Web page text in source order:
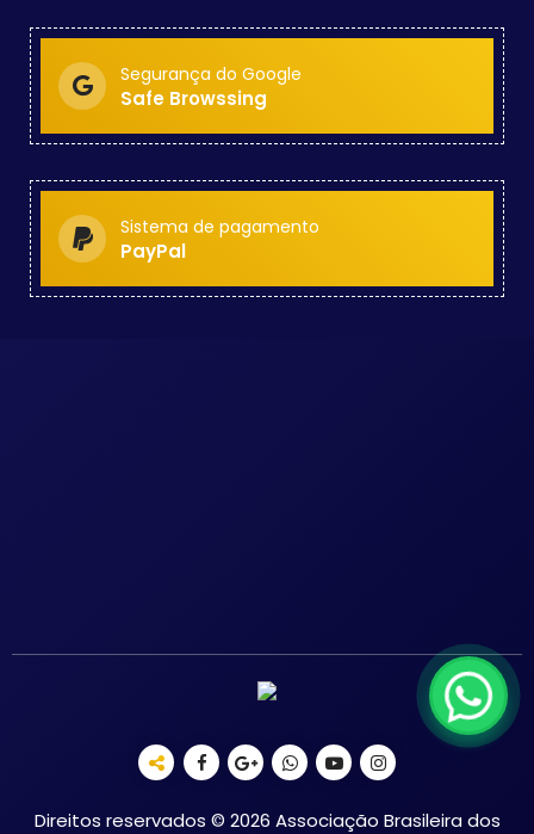
Segurança do Google
Safe Browssing
Sistema de pagamento
PayPal
Direitos reservados © 2026 Associação Brasileira dos